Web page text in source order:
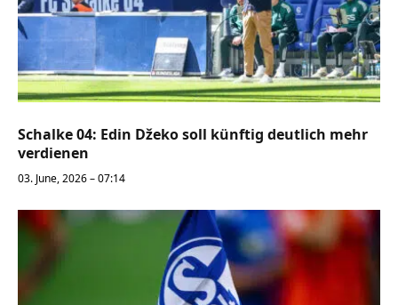
Schalke 04: Edin Džeko soll künftig deutlich mehr
verdienen
03. June, 2026 – 07:14